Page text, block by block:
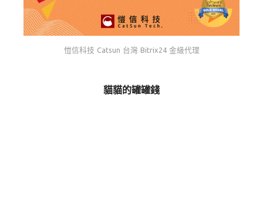
愷信科技 Catsun 台灣 Bitrix24 金級代理
貓貓的罐罐錢